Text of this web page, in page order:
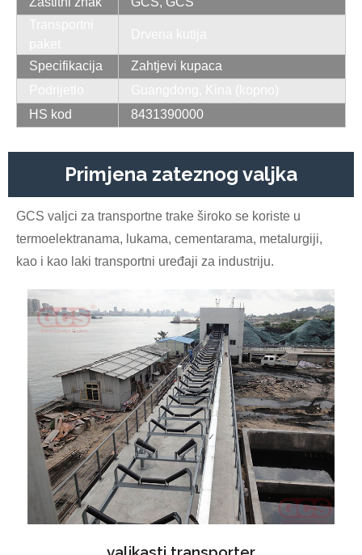
Specifikacija
Zahtjevi kupaca
HS kod
8431390000
Primjena zateznog valjka
GCS valjci za transportne trake široko se koriste u
termoelektranama, lukama, cementarama, metalurgiji,
kao i kao laki transportni uređaji za industriju.